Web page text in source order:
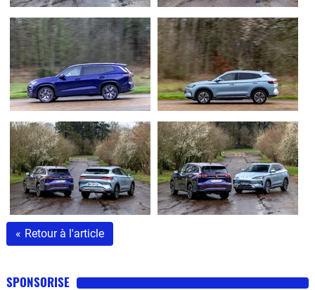
« Retour à l'article
SPONSORISE